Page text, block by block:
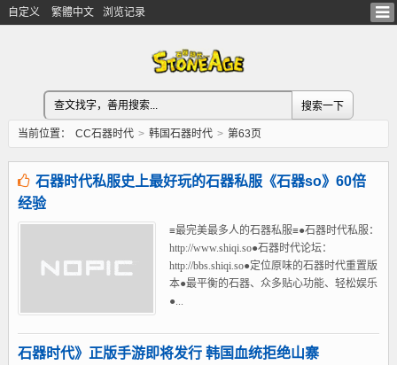
自定义 繁體中文 浏览记录
当前位置： CC石器时代 > 韩国石器时代 > 第63页
石器时代私服史上最好玩的石器私服《石器so》60倍
经验
≡最完美最多人的石器私服≡●石器时代私服：
http://www.shiqi.so●石器时代论坛：
http://bbs.shiqi.so●定位原味的石器时代重置版
本●最平衡的石器、众多贴心功能、轻松娱乐
●...
石器时代》正版手游即将发行 韩国血统拒绝山寨